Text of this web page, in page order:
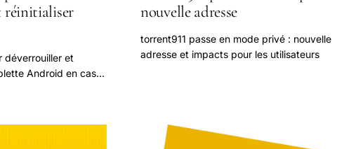
réinitialiser
déverrouiller et
Android en cas
nouvelle adresse
torrent911 passe en mode privé : nouvelle
adresse et impacts pour les utilisateurs